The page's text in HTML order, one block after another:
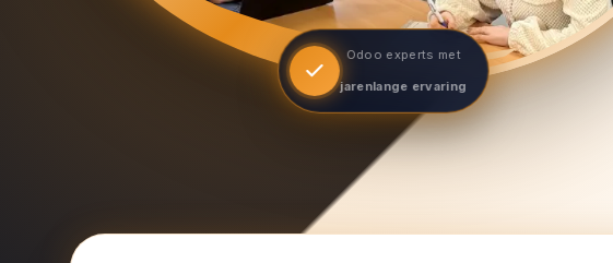
Odoo experts met
jarenlange ervaring